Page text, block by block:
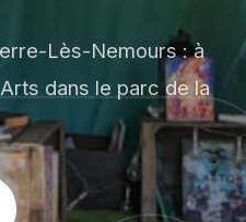
Lès-Nemours : à
dans le parc de la